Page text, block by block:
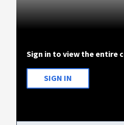
Sign in to view the entire
SIGN IN